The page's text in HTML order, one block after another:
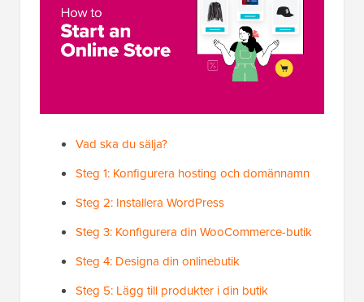
Vad ska du sälja?
Steg 1: Konfigurera hosting och domännamn
Steg 2: Installera WordPress
Steg 3: Konfigurera din WooCommerce-butik
Steg 4: Designa din onlinebutik
Steg 5: Lägg till produkter i din butik